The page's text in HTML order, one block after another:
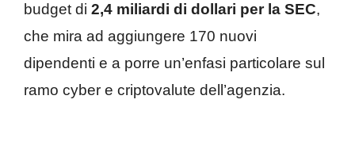
budget di 2,4 miliardi di dollari per la SEC,
che mira ad aggiungere 170 nuovi
dipendenti e a porre un’enfasi particolare sul
ramo cyber e criptovalute dell’agenzia.